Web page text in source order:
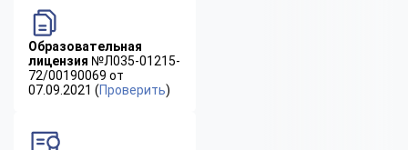
Образовательная
лицензия №Л035-01215-
72/00190069 от
07.09.2021 (Проверить)